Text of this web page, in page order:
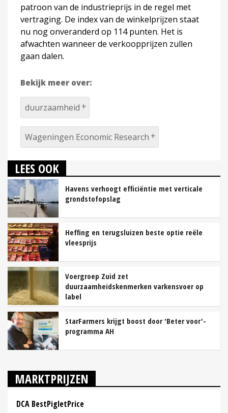
patroon van de industrieprijs in de regel met
vertraging. De index van de winkelprijzen staat
nu nog onveranderd op 114 punten. Het is
afwachten wanneer de verkoopprijzen zullen
gaan dalen.
Bekijk meer over:
duurzaamheid
Wageningen Economic Research
LEES OOK
Havens verhoogt efficiëntie met verticale
grondstofopslag
Heffing en terugsluizen beste optie reële
vleesprijs
Voergroep Zuid zet
duurzaamheidskenmerken varkensvoer op
label
StarFarmers krijgt boost door 'Beter voor'-
programma AH
MARKTPRIJZEN
DCA BestPigletPrice